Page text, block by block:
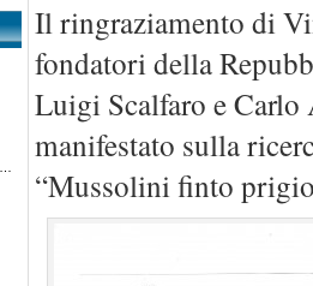
Il ringraziamento di
fondatori della
Luigi Scalfaro e Carlo
manifestato sulla
“Mussolini finto